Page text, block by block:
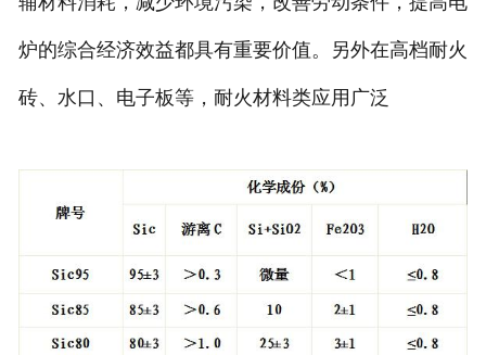
炉的综合经济效益都具有重要价值。另外在高档耐火
砖、水口、电子板等，耐火材料类应用广泛